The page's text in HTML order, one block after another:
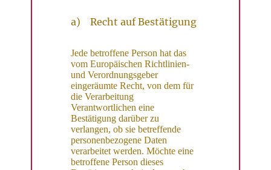
a) Recht auf Bestätigung
Jede betroffene Person hat das
vom Europäischen Richtlinien-
und Verordnungsgeber
eingeräumte Recht, von dem für
die Verarbeitung
Verantwortlichen eine
Bestätigung darüber zu
verlangen, ob sie betreffende
personenbezogene Daten
verarbeitet werden. Möchte eine
betroffene Person dieses